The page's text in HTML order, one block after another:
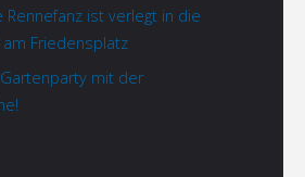
Rennefanz ist verlegt in die
Friedensplatz
mit der